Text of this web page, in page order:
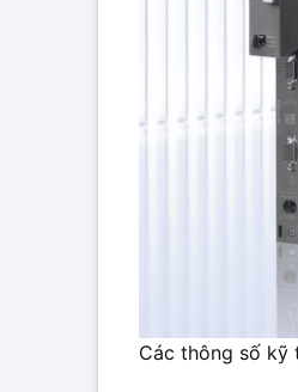
Các thông số kỹ